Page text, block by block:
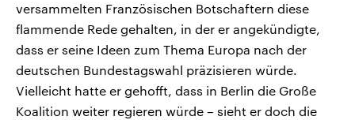
versammelten Französischen Botschaftern diese
flammende Rede gehalten, in der er angekündigte,
dass er seine Ideen zum Thema Europa nach der
deutschen Bundestagswahl präzisieren würde.
Vielleicht hatte er gehofft, dass in Berlin die Große
Koalition weiter regieren würde – sieht er doch die